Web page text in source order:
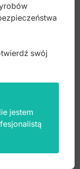
swój
jestem